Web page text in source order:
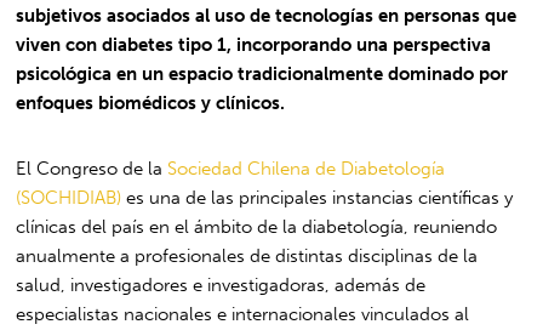
subjetivos asociados al uso de tecnologías en personas que
viven con diabetes tipo 1, incorporando una perspectiva
psicológica en un espacio tradicionalmente dominado por
enfoques biomédicos y clínicos.
El Congreso de la Sociedad Chilena de Diabetología
(SOCHIDIAB) es una de las principales instancias científicas y
clínicas del país en el ámbito de la diabetología, reuniendo
anualmente a profesionales de distintas disciplinas de la
salud, investigadores e investigadoras, además de
especialistas nacionales e internacionales vinculados al